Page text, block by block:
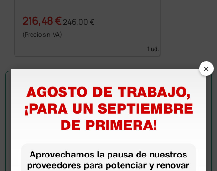
216,48 €246,00 €
(Precio sin IVA)
1 ud.
Pregúntale a un colega
×